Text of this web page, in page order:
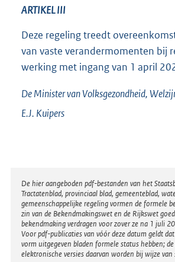
ARTIKEL III
Deze regeling treedt
van vaste verandermomenten bij
werking met ingang van 1 april
De Minister van Volksgezondheid,
E.J. Kuipers
Disclaimer
De hier aangeboden pdf-bestanden van het
Tractatenblad, provinciaal blad, gemeenteblad,
gemeenschappelijke regeling vormen de formele
zin van de Bekendmakingswet en de Rijkswet
bekendmaking verdragen voor zover ze na 1 juli
Voor pdf-publicaties van vóór deze datum geldt
vorm uitgegeven bladen formele status hebben;
elektronische versies daarvan worden bij wijze van